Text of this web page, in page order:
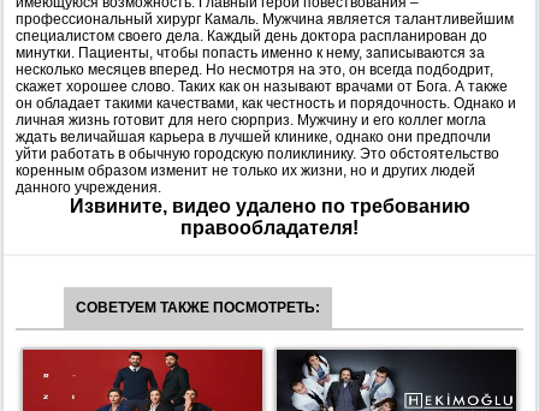
профессиональный хирург Камаль. Мужчина является талантливейшим
специалистом своего дела. Каждый день доктора распланирован до
минутки. Пациенты, чтобы попасть именно к нему, записываются за
несколько месяцев вперед. Но несмотря на это, он всегда подбодрит,
скажет хорошее слово. Таких как он называют врачами от Бога. А также
он обладает такими качествами, как честность и порядочность. Однако и
личная жизнь готовит для него сюрприз. Мужчину и его коллег могла
ждать величайшая карьера в лучшей клинике, однако они предпочли
уйти работать в обычную городскую поликлинику. Это обстоятельство
коренным образом изменит не только их жизни, но и других людей
данного учреждения.
Извините, видео удалено по требованию
правообладателя!
СОВЕТУЕМ ТАКЖЕ ПОСМОТРЕТЬ: